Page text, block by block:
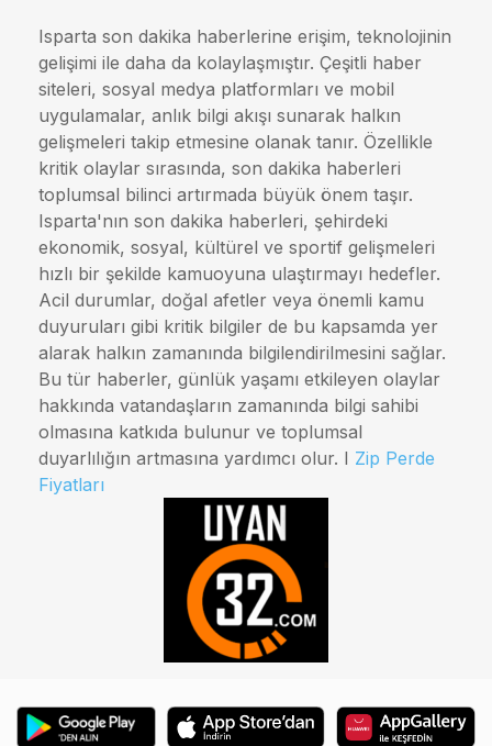
Isparta son dakika haberlerine erişim, teknolojinin
gelişimi ile daha da kolaylaşmıştır. Çeşitli haber
siteleri, sosyal medya platformları ve mobil
uygulamalar, anlık bilgi akışı sunarak halkın
gelişmeleri takip etmesine olanak tanır. Özellikle
kritik olaylar sırasında, son dakika haberleri
toplumsal bilinci artırmada büyük önem taşır.
Isparta'nın son dakika haberleri, şehirdeki
ekonomik, sosyal, kültürel ve sportif gelişmeleri
hızlı bir şekilde kamuoyuna ulaştırmayı hedefler.
Acil durumlar, doğal afetler veya önemli kamu
duyuruları gibi kritik bilgiler de bu kapsamda yer
alarak halkın zamanında bilgilendirilmesini sağlar.
Bu tür haberler, günlük yaşamı etkileyen olaylar
hakkında vatandaşların zamanında bilgi sahibi
olmasına katkıda bulunur ve toplumsal
duyarlılığın artmasına yardımcı olur. I Zip Perde
Fiyatları